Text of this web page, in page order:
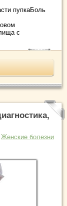
пупкаБоль
с
Женские болезни